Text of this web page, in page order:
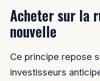
Acheter sur la
nouvelle
Ce principe repose
investisseurs